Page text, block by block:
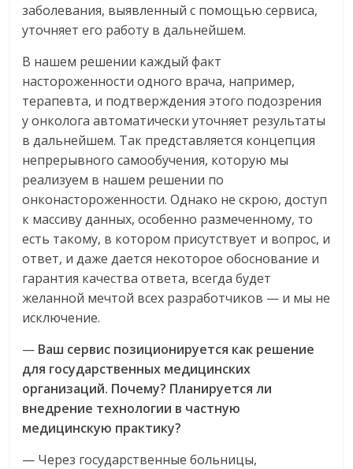
заболевания, выявленный с помощью сервиса,
уточняет его работу в дальнейшем.
В нашем решении каждый факт
настороженности одного врача, например,
терапевта, и подтверждения этого подозрения
у онколога автоматически уточняет результаты
в дальнейшем. Так представляется концепция
непрерывного самообучения, которую мы
реализуем в нашем решении по
онконастороженности. Однако не скрою, доступ
к массиву данных, особенно размеченному, то
есть такому, в котором присутствует и вопрос, и
ответ, и даже дается некоторое обоснование и
гарантия качества ответа, всегда будет
желанной мечтой всех разработчиков — и мы не
исключение.
— Ваш сервис позиционируется как решение
для государственных медицинских
организаций. Почему? Планируется ли
внедрение технологии в частную
медицинскую практику?
— Через государственные больницы,